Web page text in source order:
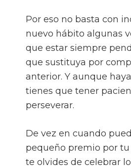
Por eso no basta con
nuevo hábito algunas
que estar siempre
que sustituya por
anterior. Y aunque
tienes que tener
perseverar.
De vez en cuando
pequeño premio por tu
te olvides de celebrar